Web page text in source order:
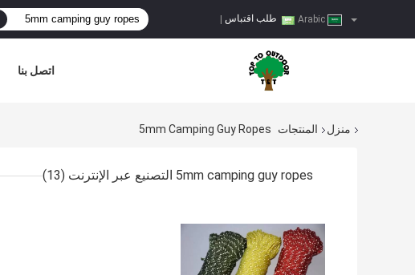
طلب اقتباس
اتصل بنا
منزل المنتجات 5mm Camping Guy Ropes
5mm camping guy ropes التصنيع عبر الإنترنت (13)